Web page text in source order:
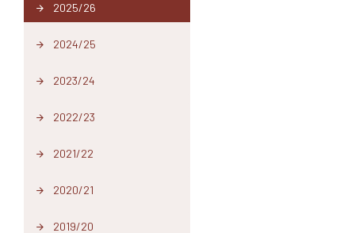
arrow_forward 2025/26
arrow_forward 2024/25
arrow_forward 2023/24
arrow_forward 2022/23
arrow_forward 2021/22
arrow_forward 2020/21
arrow_forward 2019/20